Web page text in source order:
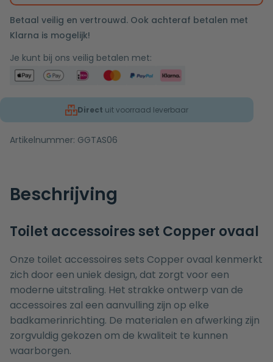
Betaal veilig en vertrouwd. Ook achteraf betalen met
Klarna is mogelijk!
Je kunt bij ons veilig betalen met:
Direct uit voorraad leverbaar
Artikelnummer: GGTAS06
Beschrijving
Toilet accessoires set Copper ovaal
Onze toilet accessoires sets Copper ovaal kenmerkt
zich door een uniek design, dat zorgt voor een
moderne uitstraling. Het strakke ontwerp van de
accessoires zal een aanvulling zijn op elke
badkamerinrichting. De materialen en afwerking zijn
zorgvuldig gekozen om de kwaliteit te kunnen
waarborgen.